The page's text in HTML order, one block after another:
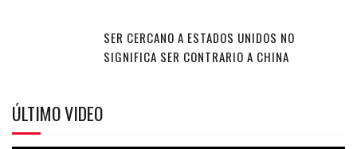
SER CERCANO A ESTADOS UNIDOS NO
SIGNIFICA SER CONTRARIO A CHINA
ÚLTIMO VIDEO